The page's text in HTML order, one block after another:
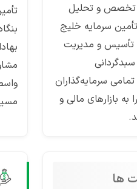
تخصص و تحلیل
سرمایه خلیج
تأسیس و مدیریت
سرمایه‌گذاران
بازارهای مالی و
ها